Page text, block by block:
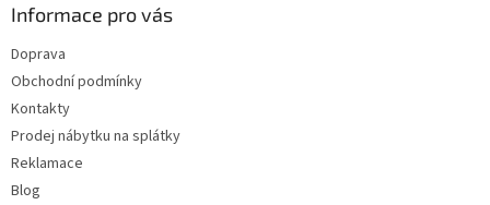
Informace pro vás
Doprava
Obchodní podmínky
Kontakty
Prodej nábytku na splátky
Reklamace
Blog